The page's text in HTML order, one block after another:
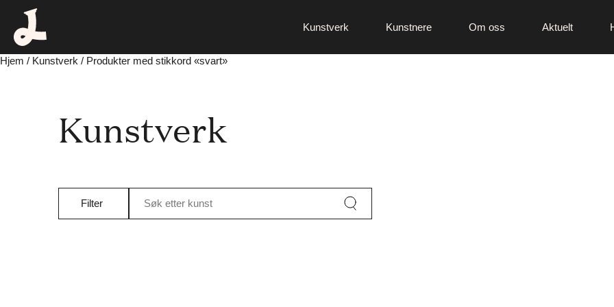
Kunstverk Kunstnere Om oss Aktuelt
Hjem / Kunstverk / Produkter med stikkord «svart»
Kunstverk
Filter Søk etter kunst